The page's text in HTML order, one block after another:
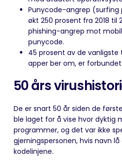
Punycode-angrep
økt 250 prosent fra 2018 til
phishing-angrep mot
punycode.
45 prosent av de vanligste
apper ber om, er
50 års
De er snart 50 år siden de
ble laget for å vise hvor dyktig
programmer, og det var ikke
gjerningspersonen, hvis navn
kodelinjene.